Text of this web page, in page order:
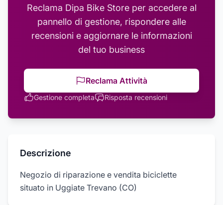
Reclama Dipa Bike Storeper accedere al
pannello di gestione, rispondere alle
recensioni e aggiornare le informazioni
del tuo business
Reclama Attività
Gestione completa Risposta recensioni
Descrizione
Negozio di riparazione e vendita biciclette
situato in Uggiate Trevano (CO)